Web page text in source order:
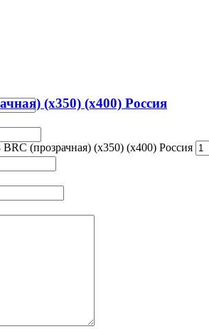
(х350) (х400) Россия
(прозрачная) (х350) (х400) Россия